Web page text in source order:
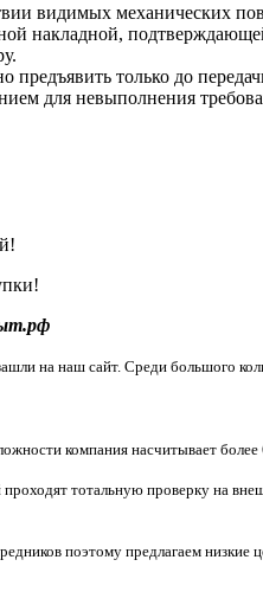
видимых механических
накладной,
только до
для невыполнения
на наш сайт. Среди большого
компания насчитывает более
тотальную проверку на
поэтому предлагаем низкие